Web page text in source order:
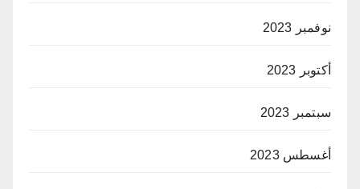
نوفمبر 2023
أكتوبر 2023
سبتمبر 2023
أغسطس 2023